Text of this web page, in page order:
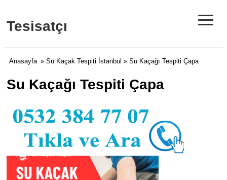
Tesisatçı ≡
Anasayfa » Su Kaçak Tespiti İstanbul » Su Kaçağı Tespiti Çapa
Su Kaçağı Tespiti Çapa